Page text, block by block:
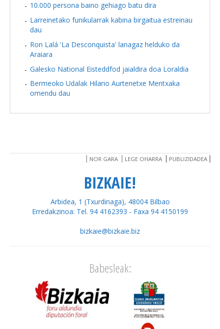
10.000 persona baino gehiago batu dira
Larreinetako funikularrak kabina birgaitua estreinau
dau
Ron Lalá 'La Desconquista' lanagaz helduko da
Araiara
Galesko National Eisteddfod jaialdira doa Loraldia
Bermeoko Udalak Hilario Aurtenetxe Mentxaka
omendu dau
NOR GARA LEGE OHARRA PUBLIZIDADEA
BIZKAIE!
Arbidea, 1 (Txurdinaga), 48004 Bilbao
Erredakzinoa: Tel. 94 4162393 - Faxa 94 4150199
bizkaie@bizkaie.biz
Babesleak: